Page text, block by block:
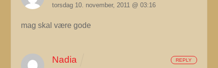
torsdag 10. november, 2011 @ 03:16
mag skal være gode
Nadia REPLY